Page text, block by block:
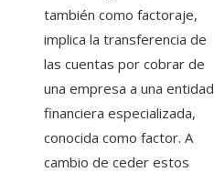
también como factoraje,
implica la transferencia de
las cuentas por cobrar de
una empresa a una entidad
financiera especializada,
conocida como factor. A
cambio de ceder estos